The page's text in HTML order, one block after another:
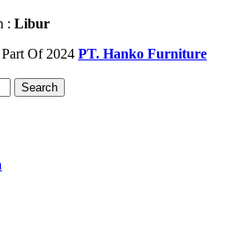
: Libur
Part Of 2024 PT. Hanko Furniture
Search